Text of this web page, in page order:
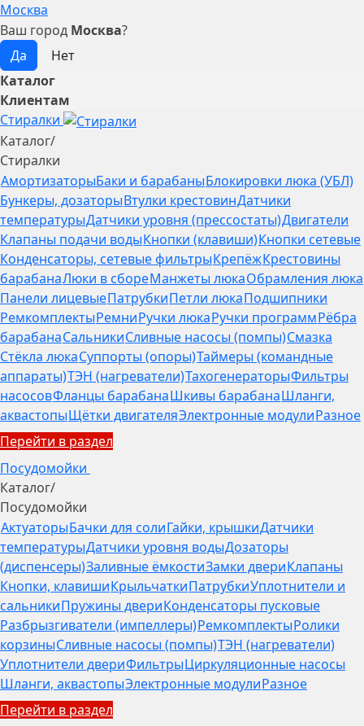
Москва
Ваш город Москва?
Каталог
Клиентам
Стиралки
Каталог/
Стиралки
АмортизаторыБаки и барабаныБлокировки люка (УБЛ)
Бункеры, дозаторыВтулки крестовинДатчики
температурыДатчики уровня (прессостаты)Двигатели
Клапаны подачи водыКнопки (клавиши)Кнопки сетевые
Конденсаторы, сетевые фильтрыКрепёжКрестовины
барабанаЛюки в сбореМанжеты люкаОбрамления люка
Панели лицевыеПатрубкиПетли люкаПодшипники
РемкомплектыРемниРучки люкаРучки программРёбра
барабанаСальникиСливные насосы (помпы)Смазка
Стёкла люкаСуппорты (опоры)Таймеры (командные
аппараты)ТЭН (нагреватели)ТахогенераторыФильтры
насосовФланцы барабанаШкивы барабанаШланги,
аквастопыЩётки двигателяЭлектронные модулиРазное
Перейти в раздел
Посудомойки
Каталог/
Посудомойки
АктуаторыБачки для солиГайки, крышкиДатчики
температурыДатчики уровня водыДозаторы
(диспенсеры)Заливные ёмкостиЗамки двериКлапаны
Кнопки, клавишиКрыльчаткиПатрубкиУплотнители и
сальникиПружины двериКонденсаторы пусковые
Разбрызгиватели (импеллеры)РемкомплектыРолики
корзиныСливные насосы (помпы)ТЭН (нагреватели)
Уплотнители двериФильтрыЦиркуляционные насосы
Шланги, аквастопыЭлектронные модулиРазное
Перейти в раздел